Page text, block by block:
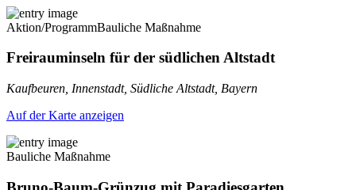
Aktion/ProgrammBauliche Maßnahme
Freirauminseln für der südlichen Altstadt
Kaufbeuren, Innenstadt, Südliche Altstadt, Bayern
Auf der Karte anzeigen
Bauliche Maßnahme